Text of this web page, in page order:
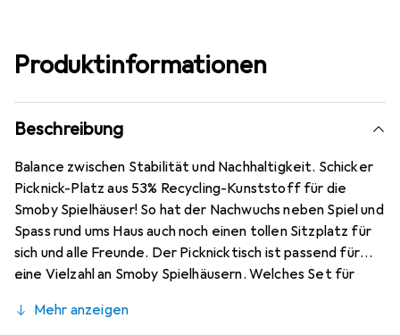
Produktinformationen
Beschreibung
Balance zwischen Stabilität und Nachhaltigkeit. Schicker
Picknick-Platz aus 53% Recycling-Kunststoff für die
Smoby Spielhäuser! So hat der Nachwuchs neben Spiel und
Spass rund ums Haus auch noch einen tollen Sitzplatz für
sich und alle Freunde. Der Picknicktisch ist passend für
eine Vielzahl an Smoby Spielhäusern. Welches Set für
Kompatibilitätstabelle. Hergestellt aus hochwertigem,
Mehr anzeigen